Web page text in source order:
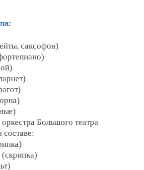
саксофон)
Большого театра